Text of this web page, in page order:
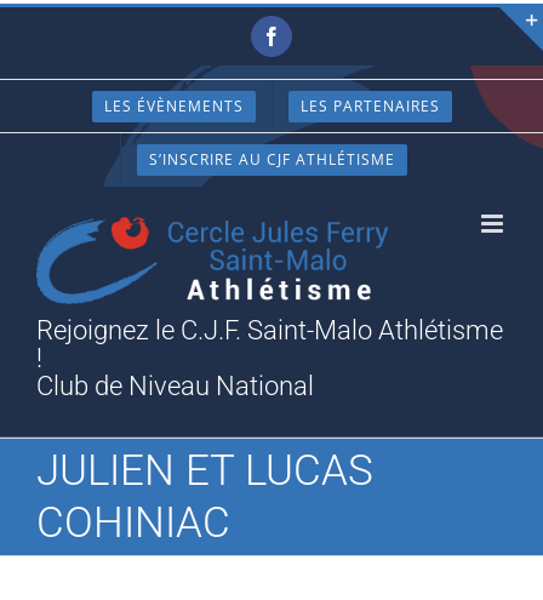
Passer
contenu
Facebook
LES ÉVÈNEMENTS LES PARTENAIRES
S’INSCRIRE AU CJF ATHLÉTISME
Rejoignez le C.J.F. Saint-Malo Athlétisme
!
Club de Niveau National
JULIEN ET LUCAS
COHINIAC